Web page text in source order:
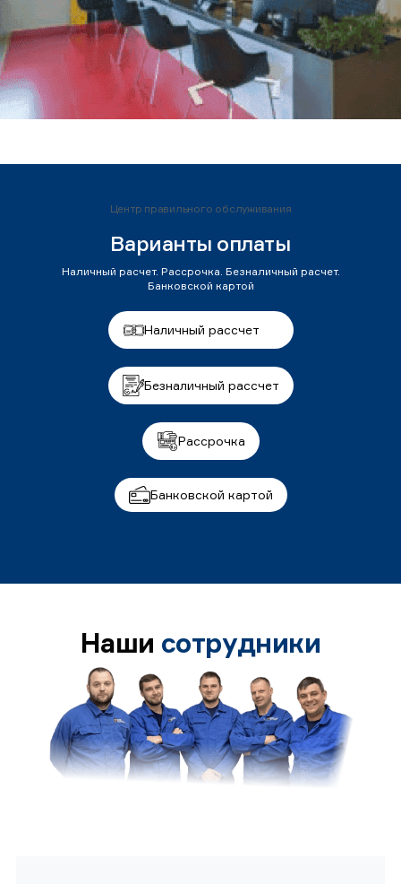
Центр правильного обслуживания
Варианты оплаты
Наличный расчет. Рассрочка. Безналичный расчет.
Банковской картой
Наличный рассчет
Безналичный рассчет
Рассрочка
Банковской картой
Наши сотрудники